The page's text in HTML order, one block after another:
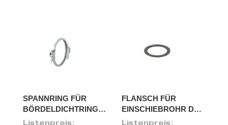
SPANNRING FÜR
BÖRDELDICHTRING,
DN 150
Listenpreis:
FLANSCH FÜR
EINSCHIEBROHR DN
150/148
Listenpreis: